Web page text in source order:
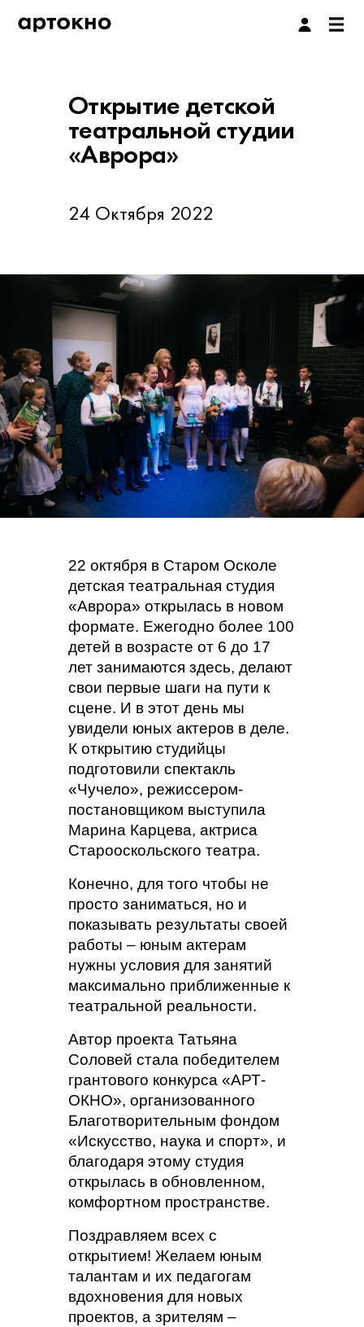
Открытие детской
театральной студии
«Аврора»
24 Октября 2022
22 октября в Старом Осколе
детская театральная студия
«Аврора» открылась в новом
формате. Ежегодно более 100
детей в возрасте от 6 до 17
лет занимаются здесь, делают
свои первые шаги на пути к
сцене. И в этот день мы
увидели юных актеров в деле.
К открытию студийцы
подготовили спектакль
«Чучело», режиссером-
постановщиком выступила
Марина Карцева, актриса
Старооскольского театра.
Конечно, для того чтобы не
просто заниматься, но и
показывать результаты своей
работы – юным актерам
нужны условия для занятий
максимально приближенные к
театральной реальности.
Автор проекта Татьяна
Соловей стала победителем
грантового конкурса «АРТ-
ОКНО», организованного
Благотворительным фондом
«Искусство, наука и спорт», и
благодаря этому студия
открылась в обновленном,
комфортном пространстве.
Поздравляем всех с
открытием! Желаем юным
талантам и их педагогам
вдохновения для новых
проектов, а зрителям –